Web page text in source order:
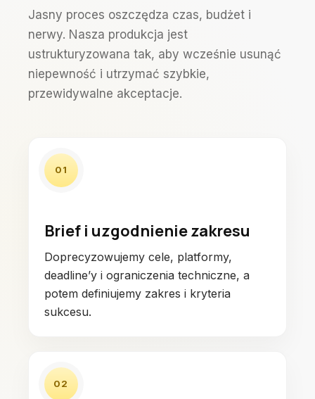
Jasny proces oszczędza czas, budżet i
nerwy. Nasza produkcja jest
ustrukturyzowana tak, aby wcześnie usunąć
niepewność i utrzymać szybkie,
przewidywalne akceptacje.
01
Brief i uzgodnienie zakresu
Doprecyzowujemy cele, platformy,
deadline’y i ograniczenia techniczne, a
potem definiujemy zakres i kryteria
sukcesu.
02